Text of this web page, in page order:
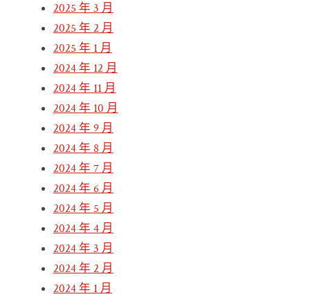
2025 年 3 月
2025 年 2 月
2025 年 1 月
2024 年 12 月
2024 年 11 月
2024 年 10 月
2024 年 9 月
2024 年 8 月
2024 年 7 月
2024 年 6 月
2024 年 5 月
2024 年 4 月
2024 年 3 月
2024 年 2 月
2024 年 1 月